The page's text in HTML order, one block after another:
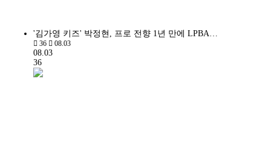
'김가영 키즈' 박정현, 프로 전향 1년 만에 LPBA…
36 08.03
08.03
36